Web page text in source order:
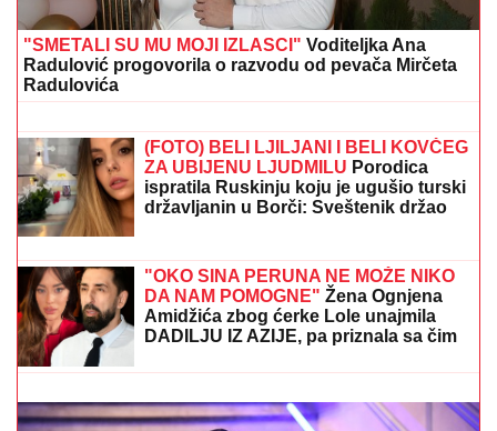
"SMETALI SU MU MOJI IZLASCI" Voditeljka Ana
Radulović progovorila o razvodu od pevača Mirčeta
Radulovića
NEVREME: Evo gde se do kraja dana
u Srbiji očekuju pljuskovi sa
grmljavinom
ispratila Ruskinju koju je ugušio turski
državljanin u Borči: Sveštenik držao
opelo na Lešću